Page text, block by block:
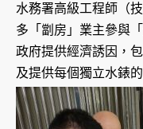
水務署高級工程師（
多「劏房」業主參與
政府提供經濟誘因，
及提供每個獨立水錶